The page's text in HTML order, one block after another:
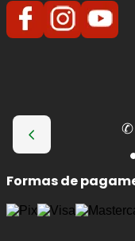
✆
Formas de